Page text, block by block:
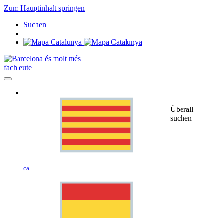
Zum Hauptinhalt springen
Suchen
fachleute
ca
Überall
suchen